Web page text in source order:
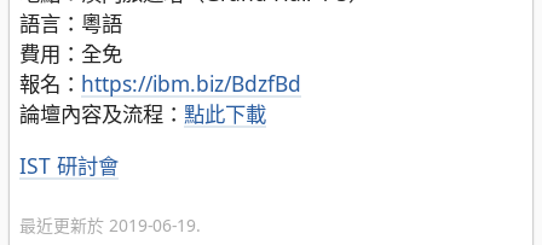
語言：粵語
費用：全免
報名： https://ibm.biz/BdzfBd
論壇內容及流程： 點此下載
分
IST 研討會
最近更新於 2019-06-19.